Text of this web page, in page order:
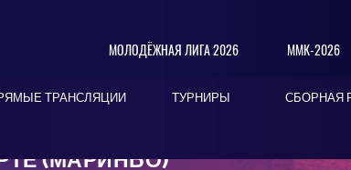
МОЛОДЁЖНАЯ ЛИГА 2026 ММК-2026
ТРАНСЛЯЦИИ ТУРНИРЫ СБОРНАЯ
(МАРИНЬО)